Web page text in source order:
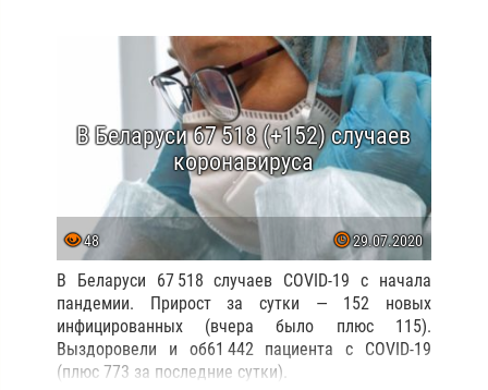
В Беларуси 67 518 (+152) случаев
коронавируса
48 29.07.2020
В Беларуси 67 518 случаев COVID-19 с начала
пандемии. Прирост за сутки — 152 новых
инфицированных (вчера было плюс 115).
Выздоровели и об61 442 пациента с COVID-19
(плюс 773 за последние сутки).